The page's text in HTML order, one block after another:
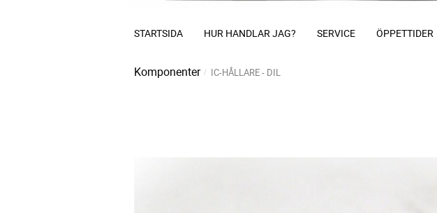
STARTSIDA HUR HANDLAR JAG? SERVICE ÖPPETTIDER
Komponenter IC-HÅLLARE - DIL